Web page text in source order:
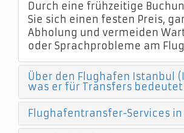
Durch eine frühzeitige
Sie sich einen festen Preis,
Abholung und vermeiden
oder Sprachprobleme am
Über den Flughafen Istanbul
was er für Transfers bedeutet
Flughafentransfer-Services in